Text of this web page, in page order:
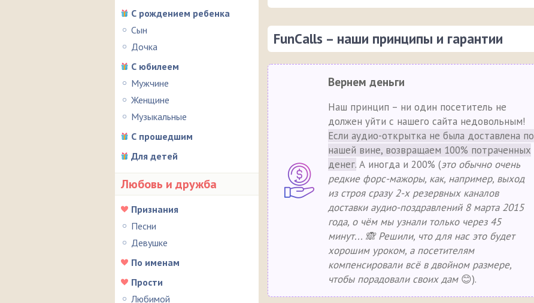
С рождением ребенка
Сын
Дочка
С юбилеем
Мужчине
Женщине
Музыкальные
С прошедшим
Для детей
Любовь и дружба
Признания
Песни
Девушке
По именам
Прости
Любимой
FunCalls – наши принципы и гарантии
Вернем деньги
Наш принцип – ни один посетитель не
должен уйти с нашего сайта недовольным!
Если аудио-открытка не была доставлена по
нашей вине, возвращаем 100% потраченных
денег. А иногда и 200% (это обычно очень
редкие форс-мажоры, как, например, выход
из строя сразу 2-х резервных каналов
доставки аудио-поздравлений 8 марта 2015
года, о чём мы узнали только через 45
минут... 🙈 Решили, что для нас это будет
хорошим уроком, а посетителям
компенсировали всё в двойном размере,
чтобы порадовали своих дам😊).